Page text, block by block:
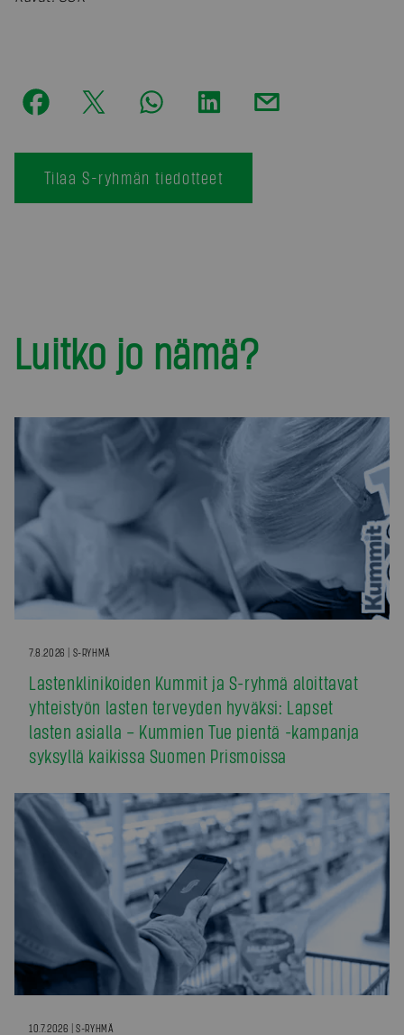
Tilaa S-ryhmän tiedotteet
Luitko jo nämä?
7.8.2026 | S-RYHMÄ
Lastenklinikoiden Kummit ja S-ryhmä aloittavat
yhteistyön lasten terveyden hyväksi: Lapset
lasten asialla – Kummien Tue pientä -kampanja
syksyllä kaikissa Suomen Prismoissa
10.7.2026 | S-RYHMÄ